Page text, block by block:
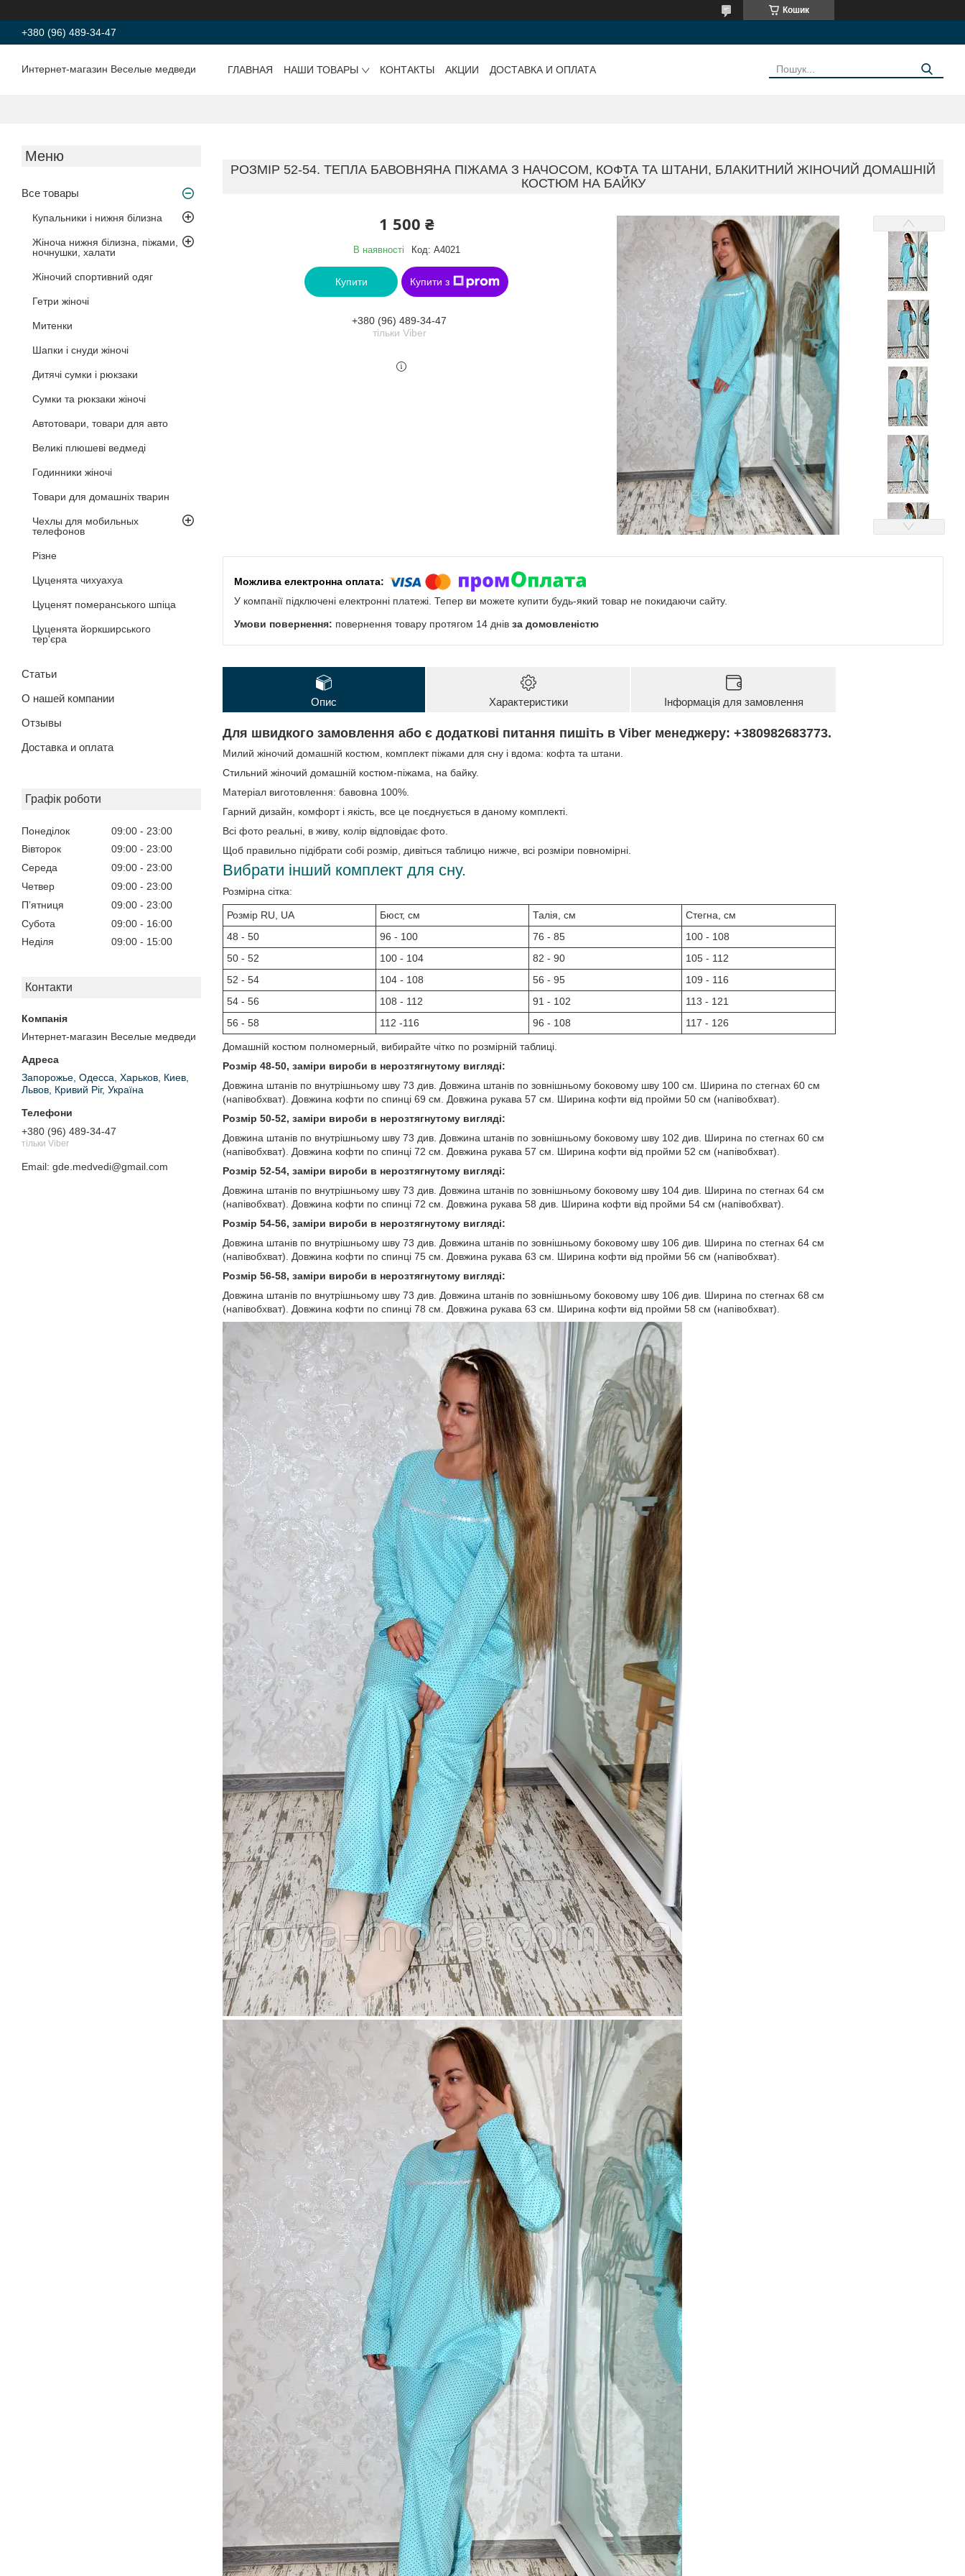
Кошик
+380 (96) 489-34-47
Интернет-магазин Веселые медведи ГЛАВНАЯ НАШИ ТОВАРЫ КОНТАКТЫ АКЦИИ ДОСТАВКА И ОПЛАТА
Все товары
Купальники і нижня білизна
Жіноча нижня білизна, піжами,
ночнушки, халати
Жіночий спортивний одяг
Гетри жіночі
Митенки
Шапки і снуди жіночі
Дитячі сумки і рюкзаки
Сумки та рюкзаки жіночі
Автотовари, товари для авто
Великі плюшеві ведмеді
Годинники жіночі
Товари для домашніх тварин
Чехлы для мобильных
телефонов
Різне
Цуценята чихуахуа
Цуценят померанського шпіца
Цуценята йоркширського
тер'єра
Статьи
О нашей компании
Отзывы
Доставка и оплата
Графік роботи
Понеділок 09:00
23:00
Вівторок
09:00
23:00
Середа
09:00
23:00
Четвер
09:00
23:00
Пʼятниця
09:00
23:00
Субота
09:00
16:00
Неділя
09:00 15:00
Контакти
Интернет-магазин Веселые медведи
Запорожье, Одесса, Харьков, Киев,
Львов, Кривий Ріг, Україна
+380 (96) 489-34-47
тільки Viber
Email gde.medvedi@gmail.com
РОЗМІР 52-54. ТЕПЛА БАВОВНЯНА ПІЖАМА З НАЧОСОМ, КОФТА ТА ШТАНИ, БЛАКИТНИЙ ЖІНОЧИЙ ДОМАШНІЙ
КОСТЮМ НА БАЙКУ
1 500 ₴
В наявності Код: A4021
Купити Купити з
+380 (96) 489-34-47
тільки Viber
У компанії підключені електронні платежі. Тепер ви можете купити будь-який товар не покидаючи сайту.
повернення товару протягом 14 днів за домовленістю
Опис Характеристики Інформація для замовлення
Для швидкого замовлення або є додаткові питання пишіть в Viber менеджеру: +380982683773.
Милий жіночий домашній костюм, комплект піжами для сну і вдома: кофта та штани.
Стильний жіночий домашній костюм-піжама, на байку.
Матеріал виготовлення: бавовна 100%.
Гарний дизайн, комфорт і якість, все це поєднується в даному комплекті.
Всі фото реальні, в живу, колір відповідає фото.
Щоб правильно підібрати собі розмір, дивіться таблицю нижче, всі розміри повномірні.
Вибрати інший комплект для сну.
Розмірна сітка:
Розмір RU, UA Бюст, см Талія, см
Стегна, см
48 - 50
96 - 100 76 - 85
100 - 108
50 - 52
100 - 104 82 - 90
105 - 112
52 - 54
104 - 108 56 - 95
109 - 116
54 - 56
108 - 112 91 - 102
113 - 121
56 - 58
112 -116 96 - 108 117 - 126
Домашній костюм полномерный, вибирайте чітко по розмірній таблиці.
Розмір 48-50, заміри вироби в нерозтягнутому вигляді:
Довжина штанів по внутрішньому шву 73 див. Довжина штанів по зовнішньому боковому шву 100 см. Ширина по стегнах 60 см
(напівобхват). Довжина кофти по спинці 69 см. Довжина рукава 57 см. Ширина кофти від пройми 50 см (напівобхват).
Розмір 50-52, заміри вироби в нерозтягнутому вигляді:
Довжина штанів по внутрішньому шву 73 див. Довжина штанів по зовнішньому боковому шву 102 див. Ширина по стегнах 60 см
(напівобхват). Довжина кофти по спинці 72 см. Довжина рукава 57 см. Ширина кофти від пройми 52 см (напівобхват).
Розмір 52-54, заміри вироби в нерозтягнутому вигляді:
Довжина штанів по внутрішньому шву 73 див. Довжина штанів по зовнішньому боковому шву 104 див. Ширина по стегнах 64 см
(напівобхват). Довжина кофти по спинці 72 см. Довжина рукава 58 див. Ширина кофти від пройми 54 см (напівобхват).
Розмір 54-56, заміри вироби в нерозтягнутому вигляді:
Довжина штанів по внутрішньому шву 73 див. Довжина штанів по зовнішньому боковому шву 106 див. Ширина по стегнах 64 см
(напівобхват). Довжина кофти по спинці 75 см. Довжина рукава 63 см. Ширина кофти від пройми 56 см (напівобхват).
Розмір 56-58, заміри вироби в нерозтягнутому вигляді:
Довжина штанів по внутрішньому шву 73 див. Довжина штанів по зовнішньому боковому шву 106 див. Ширина по стегнах 68 см
(напівобхват). Довжина кофти по спинці 78 см. Довжина рукава 63 см. Ширина кофти від пройми 58 см (напівобхват).